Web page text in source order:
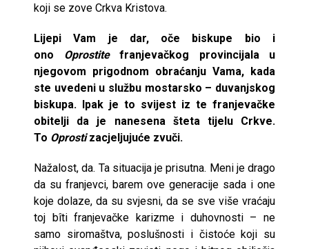
koji se zove Crkva Kristova.
Lijepi Vam je dar, oče biskupe bio i
ono Oprostite franjevačkog provincijala u
njegovom prigodnom obraćanju Vama, kada
ste uvedeni u službu mostarsko – duvanjskog
biskupa. Ipak je to svijest iz te franjevačke
obitelji da je nanesena šteta tijelu Crkve.
To Oprostizacjeljujuće zvuči.
Nažalost, da. Ta situacija je prisutna. Meni je drago
da su franjevci, barem ove generacije sada i one
koje dolaze, da su svjesni, da se sve više vraćaju
toj bîti franjevačke karizme i duhovnosti – ne
samo siromaštva, poslušnosti i čistoće koji su